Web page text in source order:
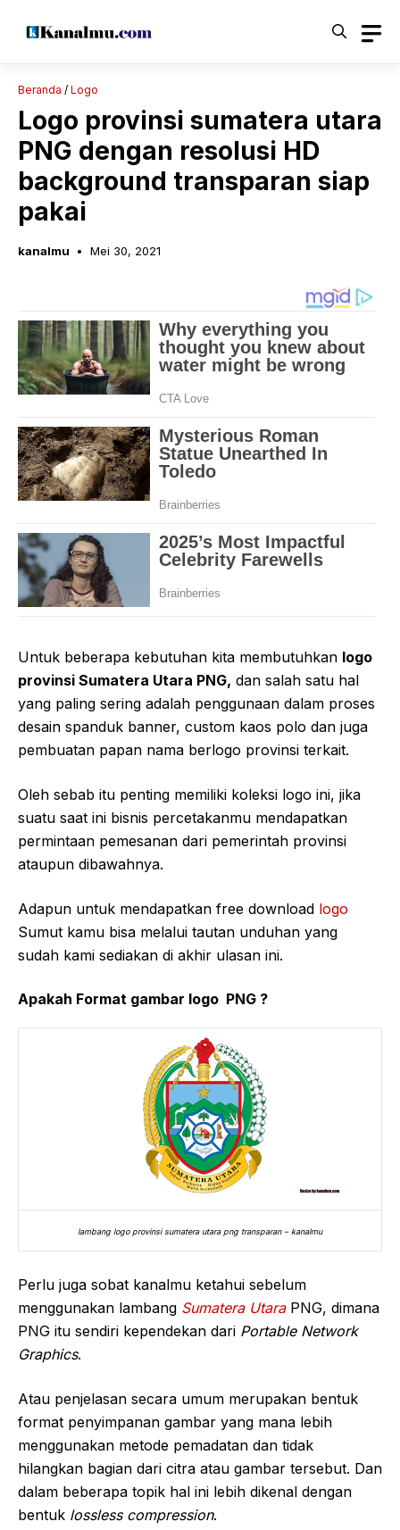
Beranda / Logo
Logo provinsi sumatera utara
PNG dengan resolusi HD
background transparan siap
pakai
kanalmu Mei 30, 2021
Untuk beberapa kebutuhan kita membutuhkan logo
provinsi Sumatera Utara PNG, dan salah satu hal
yang paling sering adalah penggunaan dalam proses
desain spanduk banner, custom kaos polo dan juga
pembuatan papan nama berlogo provinsi terkait.
Oleh sebab itu penting memiliki koleksi logo ini, jika
suatu saat ini bisnis percetakanmu mendapatkan
permintaan pemesanan dari pemerintah provinsi
ataupun dibawahnya.
Adapun untuk mendapatkan free download logo
Sumut kamu bisa melalui tautan unduhan yang
sudah kami sediakan di akhir ulasan ini.
Apakah Format gambar logo PNG ?
lambang logo provinsi sumatera utara png transparan – kanalmu
Perlu juga sobat kanalmu ketahui sebelum
menggunakan lambang Sumatera Utara PNG, dimana
PNG itu sendiri kependekan dari Portable Network
Graphics.
Atau penjelasan secara umum merupakan bentuk
format penyimpanan gambar yang mana lebih
menggunakan metode pemadatan dan tidak
hilangkan bagian dari citra atau gambar tersebut. Dan
dalam beberapa topik hal ini lebih dikenal dengan
bentuk lossless compression.